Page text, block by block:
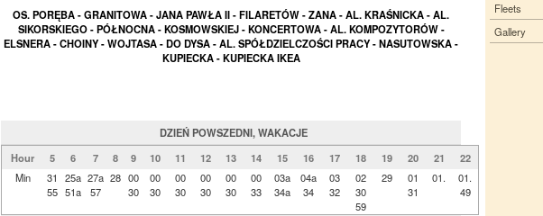
Fleets
Gallery
OS. PORĘBA - GRANITOWA - JANA PAWŁA II - FILARETÓW - ZANA - AL. KRAŚNICKA - AL.
SIKORSKIEGO - PÓŁNOCNA - KOSMOWSKIEJ - KONCERTOWA - AL. KOMPOZYTORÓW -
ELSNERA - CHOINY - WOJTASA - DO DYSA - AL. SPÓŁDZIELCZOŚCI PRACY - NASUTOWSKA -
KUPIECKA - KUPIECKA IKEA
DZIEŃ POWSZEDNI, WAKACJE
Hour
5 6 7 8 9 10 11 12 13 14 15 16 17 18 19 20 21
22
Min
31
55
25a
51a
27a
57
28 00
30
00
30
00
30
00
30
00
30
00
33
03a
34a
04a
34
03
32
02
30
59
29
01
31
01.
01.
49